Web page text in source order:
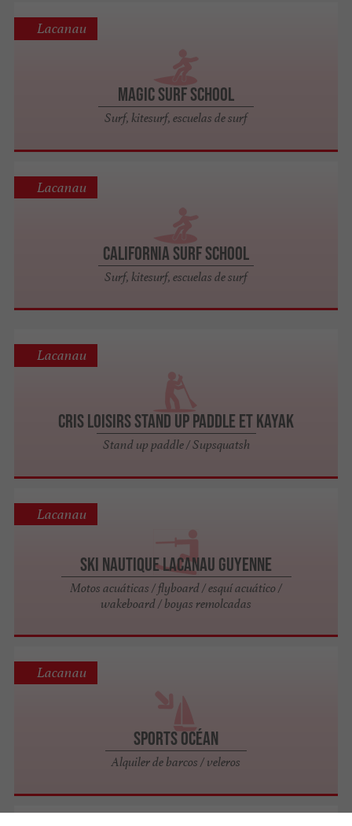
Magic Surf School
Surf, kitesurf, escuelas de surf
Lacanau
California Surf School
Surf, kitesurf, escuelas de surf
Lacanau
Cris Loisirs Stand Up Paddle et Kayak
Stand up paddle / Supsquatsh
Lacanau
Ski Nautique Lacanau Guyenne
Motos acuáticas / flyboard / esquí acuático /
wakeboard / boyas remolcadas
Lacanau
Sports Océan
Alquiler de barcos / veleros
Lacanau